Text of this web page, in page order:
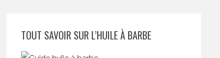
TOUT SAVOIR SUR L’HUILE À BARBE